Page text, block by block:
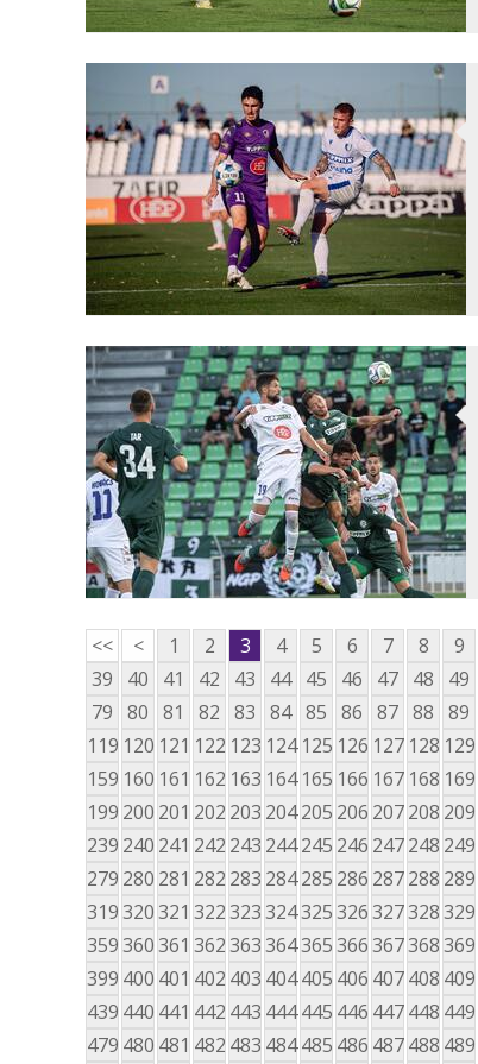
<< < 1 2 3 4 5 6 7 8 9
39
40 41 42 43 44 45 46 47 48 49
79 80 81 82 83 84 85 86 87 88 89
119 120 121 122 123 124 125 126 127 128 129
159 160 161 162 163 164 165 166 167 168 169
199 200 201 202 203 204205 206 207208 209
239 240 241 242 243 244245 246 247248 249
279 280 281 282 283 284285 286 287288 289
319320321 322323324325326327328329
359360361 362363364365366367368369
399 400 401 402 403 404405 406 407408 409
439 440 441 442 443 444445 446 447448 449
479 480 481 482 483 484485 486 487488 489